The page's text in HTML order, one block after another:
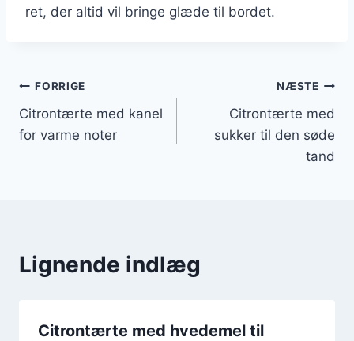
ret, der altid vil bringe glæde til bordet.
Indlægsnavigation
FORRIGE
Citrontærte med kanel
for varme noter
NÆSTE
Citrontærte med
sukker til den søde
tand
Lignende indlæg
Citrontærte med hvedemel til